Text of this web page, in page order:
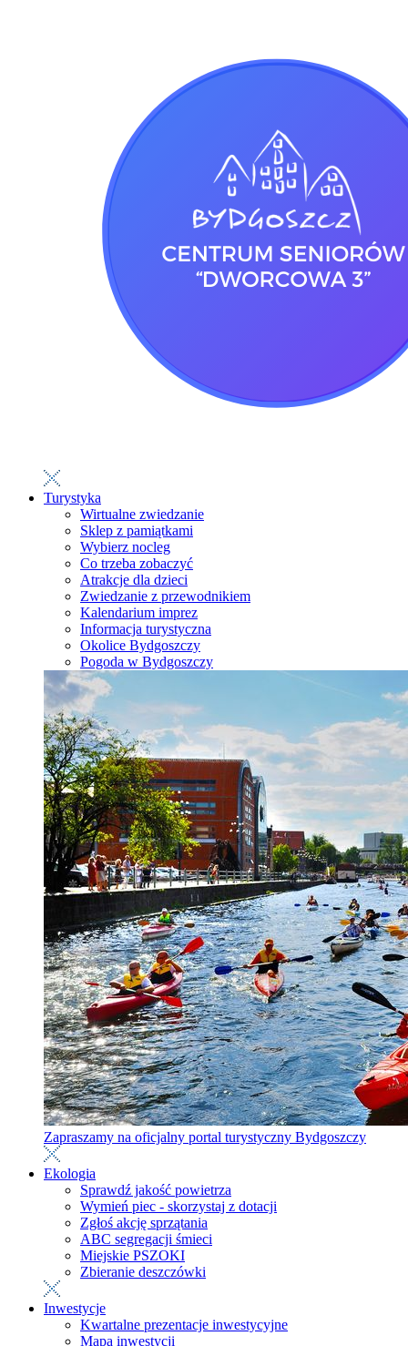
Turystyka
Wirtualne zwiedzanie
Sklep z pamiątkami
Wybierz nocleg
Co trzeba zobaczyć
Atrakcje dla dzieci
Zwiedzanie z przewodnikiem
Kalendarium imprez
Informacja turystyczna
Okolice Bydgoszczy
Pogoda w Bydgoszczy
Zapraszamy na oficjalny portal turystyczny Bydgoszczy
Ekologia
Sprawdź jakość powietrza
Wymień piec - skorzystaj z dotacji
Zgłoś akcję sprzątania
ABC segregacji śmieci
Miejskie PSZOKI
Zbieranie deszczówki
Inwestycje
Kwartalne prezentacje inwestycyjne
Mapa inwestycji